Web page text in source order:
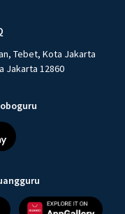
Tebet, Kota Jakarta
Jakarta 12860